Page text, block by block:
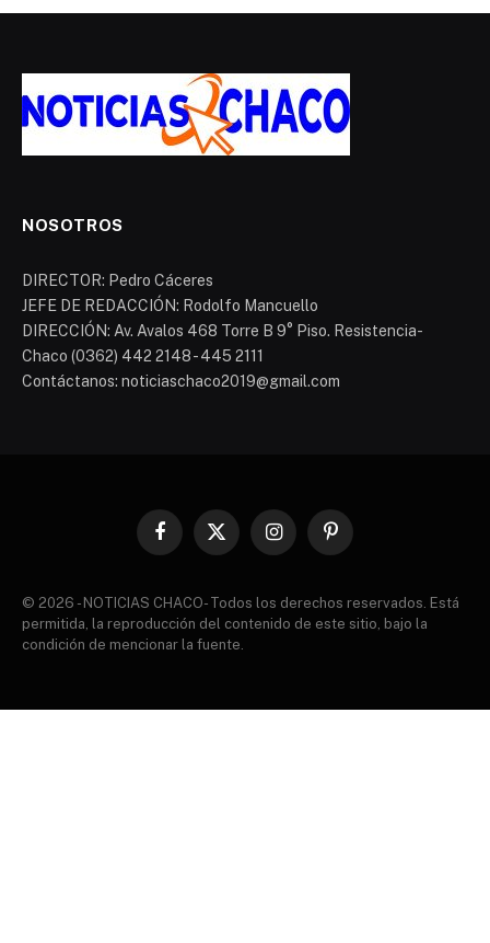
NOSOTROS
DIRECTOR: Pedro Cáceres
JEFE DE REDACCIÓN: Rodolfo Mancuello
DIRECCIÓN: Av. Avalos 468 Torre B 9° Piso. Resistencia-
Chaco (0362) 442 2148 - 445 2111
Contáctanos: noticiaschaco2019@gmail.com
Facebook
X
InstagramPinterest
© 2026 - NOTICIAS CHACO- Todos los derechos reservados. Está
permitida, la reproducción del contenido de este sitio, bajo la
condición de mencionar la fuente.